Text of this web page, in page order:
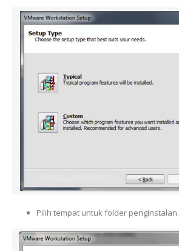
Pilih tempat untuk folder penginstalan.